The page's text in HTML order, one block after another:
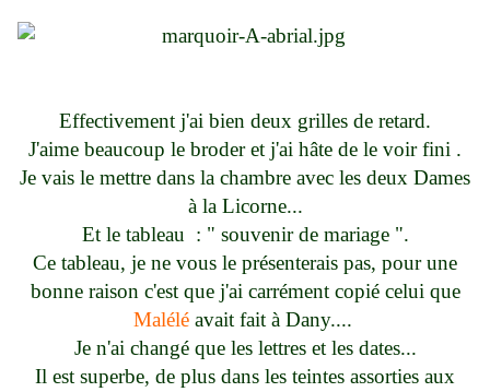
Effectivement j'ai bien deux grilles de retard.
J'aime beaucoup le broder et j'ai hâte de le voir fini .
Je vais le mettre dans la chambre avec les deux Dames
à la Licorne...
Et le tableau : " souvenir de mariage ".
Ce tableau, je ne vous le présenterais pas, pour une
bonne raison c'est que j'ai carrément copié celui que
Maléléavait fait à Dany....
Je n'ai changé que les lettres et les dates...
Il est superbe, de plus dans les teintes assorties aux